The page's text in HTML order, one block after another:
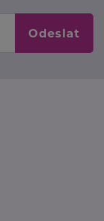
Odeslat